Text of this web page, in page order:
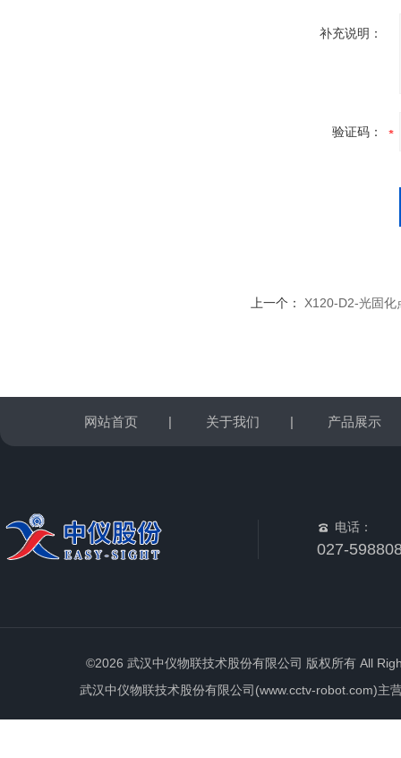
补充说明：
验证码：
上一个： X120-D2-光固化
网站首页 | 关于我们 | 产品展示
电话：
027-
©2026 武汉中仪物联技术股份有限公司 版权所有 All
武汉中仪物联技术股份有限公司(www.cctv-robot.com)主